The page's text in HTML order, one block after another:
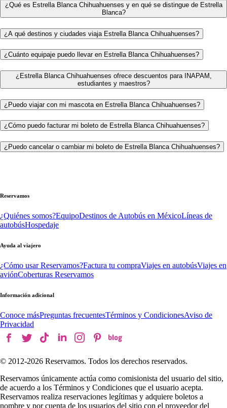
¿Qué es Estrella Blanca Chihuahuenses y en qué se distingue de Estrella
Blanca?
¿A qué destinos y ciudades viaja Estrella Blanca Chihuahuenses?
¿Cuánto equipaje puedo llevar en Estrella Blanca Chihuahuenses?
¿Estrella Blanca Chihuahuenses ofrece descuentos para INAPAM,
estudiantes y maestros?
¿Puedo viajar con mi mascota en Estrella Blanca Chihuahuenses?
¿Cómo puedo facturar mi boleto de Estrella Blanca Chihuahuenses?
¿Puedo cancelar o cambiar mi boleto de Estrella Blanca Chihuahuenses?
Reservamos
¿Quiénes somos?EquipoDestinos de Autobús en MéxicoLíneas de
autobúsHospedaje
Ayuda al viajero
¿Cómo usar Reservamos?Factura tu compraViajes en autobúsViajes en
aviónCoberturas Reservamos
Información adicional
Conoce másPreguntas frecuentesTérminos y CondicionesAviso de
Privacidad
© 2012-2026 Reservamos. Todos los derechos reservados.
Reservamos únicamente actúa como comisionista del usuario del sitio,
de acuerdo a los Términos y Condiciones que el usuario acepta.
Reservamos realiza reservaciones legítimas y adquiere boletos a
nombre y por cuenta de los usuarios del sitio con el proveedor del